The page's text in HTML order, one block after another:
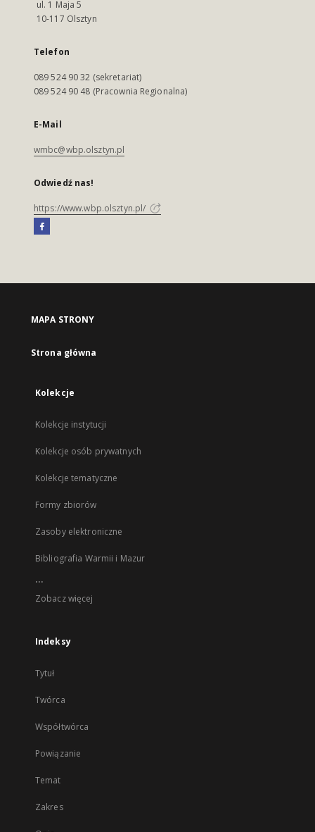
ul. 1 Maja 5
10-117 Olsztyn
Telefon
089 524 90 32 (sekretariat)
089 524 90 48 (Pracownia Regionalna)
E-Mail
wmbc@wbp.olsztyn.pl
Odwiedź nas!
https://www.wbp.olsztyn.pl/
MAPA STRONY
Strona główna
Kolekcje
Kolekcje instytucji
Kolekcje osób prywatnych
Kolekcje tematyczne
Formy zbiorów
Zasoby elektroniczne
Bibliografia Warmii i Mazur
...
Zobacz więcej
Indeksy
Tytuł
Twórca
Współtwórca
Powiązanie
Temat
Zakres